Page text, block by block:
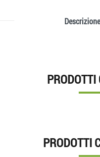
Descrizione
PRODOTTI
PRODOTTI